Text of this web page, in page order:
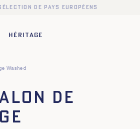
de pays européens
HÉRITAGE
Washed
de